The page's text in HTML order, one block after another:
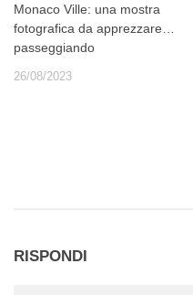
Monaco Ville: una mostra
fotografica da apprezzare…
passeggiando
26/08/2023
RISPONDI